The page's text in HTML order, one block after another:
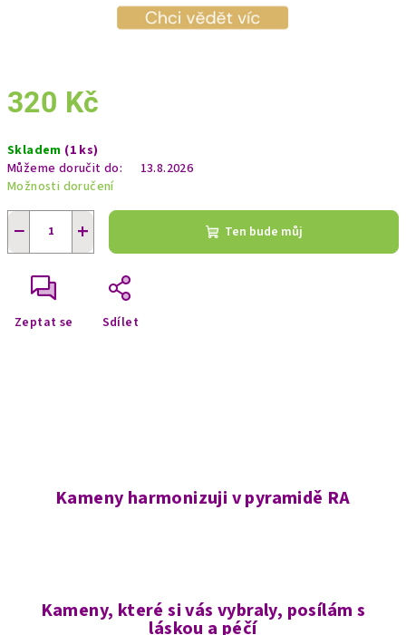
320 Kč
cena:
Skladem (1 ks)
Můžeme doručit do:
13.8.2026
Možnosti doručení
+
− Ten bude můj
Zeptat se Sdílet
Kameny harmonizuji v pyramidě RA
Kameny, které si vás vybraly, posílám s
láskou a péčí